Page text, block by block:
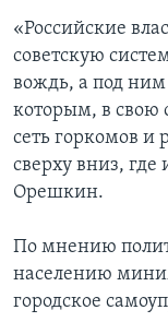
«Российские
советскую
вождь, а под
которым, в свою
сеть горкомов и
сверху вниз,
Орешкин.
По мнению
населению
городское